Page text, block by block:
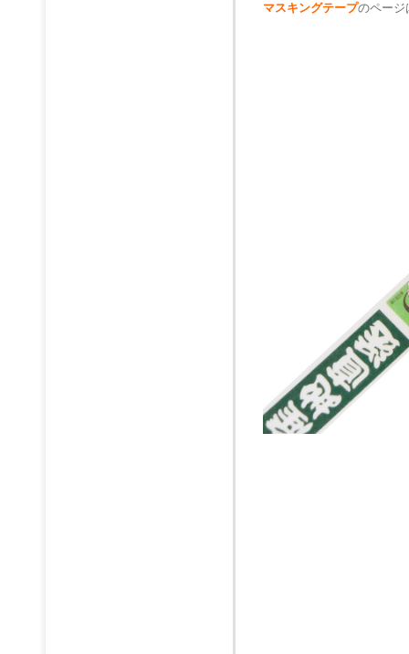
マスキングテープのページ